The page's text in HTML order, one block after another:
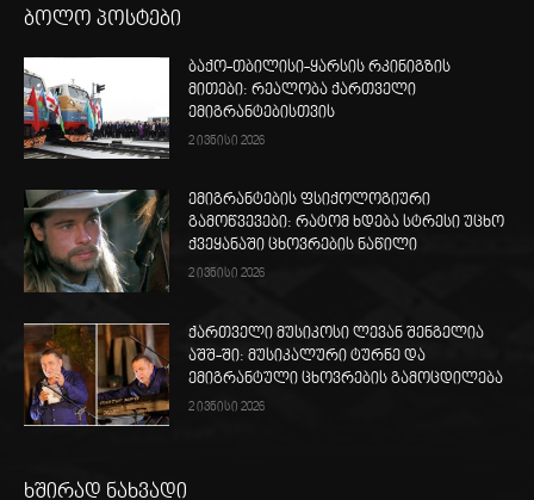
ბოლო პოსტები
ბაქო-თბილისი-ყარსის რკინიგზის
მითები: რეალობა ქართველი
ემიგრანტებისთვის
2 ივნისი 2026
ემიგრანტების ფსიქოლოგიური
გამოწვევები: რატომ ხდება სტრესი უცხო
ქვეყანაში ცხოვრების ნაწილი
2 ივნისი 2026
ქართველი მუსიკოსი ლევან შენგელია
აშშ-ში: მუსიკალური ტურნე და
ემიგრანტული ცხოვრების გამოცდილება
2 ივნისი 2026
ხშირად ნახვადი